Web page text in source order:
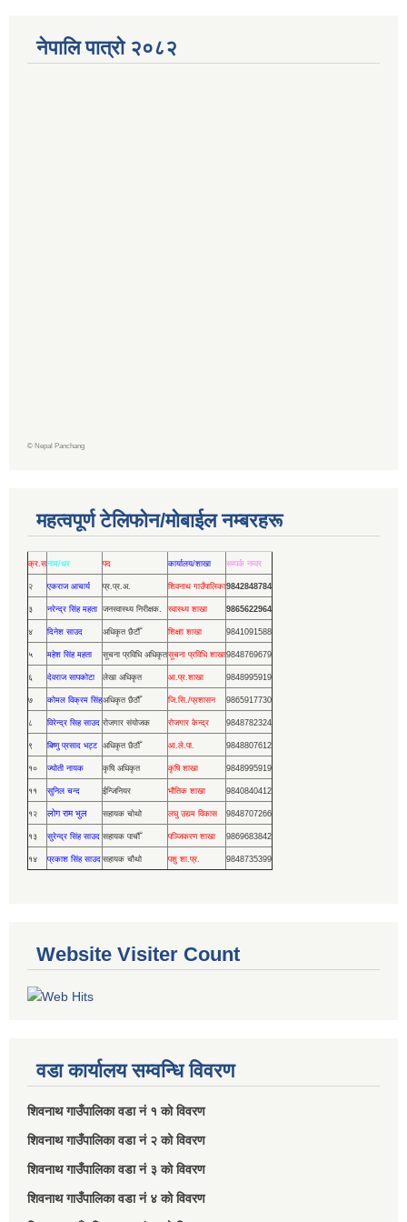
नेपालि पात्रो २०८२
© Nepal Panchang
महत्वपूर्ण टेलिफोन/मोबाईल नम्बरहरू
क्र.सनाम/थर पद कार्यालय/शाखा सम्पर्क नम्वर
२ एकराज आचार्य प्र.प्र.अ. शिवनाथ गाउँपालिका9842848784
३ नरेन्द्र सिंह महता जनस्वास्थ्य निरीक्षक. स्वास्थ्य शाखा 9865622964
४ दिनेश साउद अधिकृत छैटौँ शिक्षाा शाखा 9841091588
५ महेश सिंह महता सूचना प्रविधि अधिकृतसूचना प्रविधि शाखा9848769679
६ देवराज सापकोटा लेखा अधिकृत आ.प्र.शाखा 9848995919
७ कोमल विक्रम सिंहअधिकृत छैठौँ जि.सि./प्रशासन 9865917730
८ विरेन्द्र सिह साउद रोजगार संयोजक रोजगार केन्द्र 9848782324
९ बिष्णु प्रसाद भट्ट अधिकृत छैठौँ आ.ले.पा. 9848807612
१० ज्योती नायक कृषि अधिकृत कृषि शाखा 9848995919
११ सुनिल चन्द ईन्जिनियर भौतिक शाखा 9840840412
१२ लोग राम भुल सहायक चोथो लघु उद्यम विकास 9848707266
१३ सुरेन्द्र सिंह साउद सहायक पाचौँ पञ्जिकरण शाखा 9869683842
१४ प्रकाश सिंह साउद सहायक चौथो पशु शा.प्र. 9848735399
Website Visiter Count
वडा कार्यालय सम्वन्धि विवरण
शिवनाथ गाउँपालिका वडा नं‌ १ को विवरण
शिवनाथ गाउँपालिका वडा नं‌ २ को विवरण
शिवनाथ गाउँपालिका वडा नं‌ ३ को विवरण
शिवनाथ गाउँपालिका वडा नं‌ ४ को विवरण